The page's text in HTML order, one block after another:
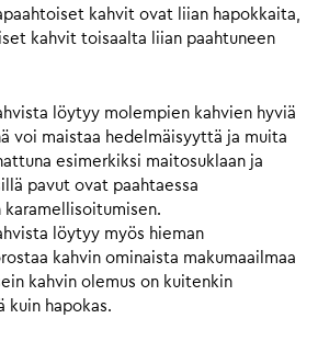
kahvit ovat liian hapokkaita,
kahvit toisaalta liian paahtuneen
löytyy molempien kahvien hyviä
voi maistaa hedelmäisyyttä ja muita
esimerkiksi maitosuklaan ja
pavut ovat paahtaessa
löytyy myös hieman
kahvin ominaista makumaailmaa
kahvin olemus on kuitenkin
kuin hapokas.